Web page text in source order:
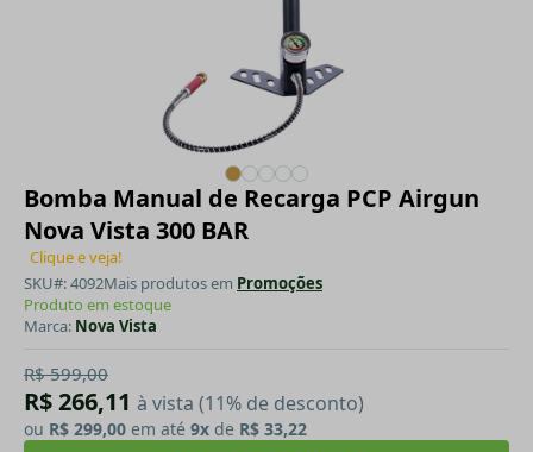
Bomba Manual de Recarga PCP Airgun
Nova Vista 300 BAR
Clique e veja!
SKU#: 4092Mais produtos em Promoções
Produto em estoque
Marca: Nova Vista
R$ 599,00
R$ 266,11 à vista (11% de desconto)
ou R$ 299,00 em até 9x de R$ 33,22